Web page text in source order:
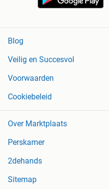
Blog
Veilig en Succesvol
Voorwaarden
Cookiebeleid
Over Marktplaats
Perskamer
2dehands
Sitemap